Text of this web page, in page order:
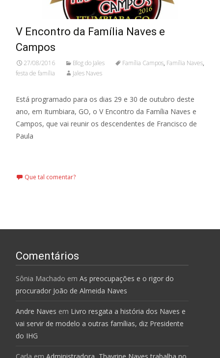
V Encontro da Família Naves e
Campos
27/08/2016 Blog do Jales Família Campos, Família Naves,
festa de família
Jales Naves
Está programado para os dias 29 e 30 de outubro deste
ano, em Itumbiara, GO, o V Encontro da Família Naves e
Campos, que vai reunir os descendentes de Francisco de
Paula
Que tal comentar?
Comentários
Sônia Machado em As preocupações e o rigor do
procurador João de Almeida Naves
Andre Naves em Livro resgata a história dos Naves e
vai servir de modelo a outras famílias, diz Presidente
do IHG